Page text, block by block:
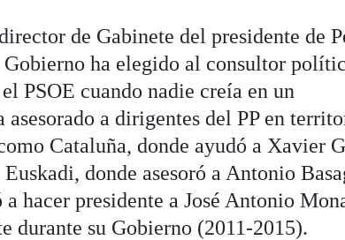
de Gabinete del presidente de
ha elegido al consultor
PSOE cuando nadie creía en un
a dirigentes del PP en
Cataluña, donde ayudó a Xavier
donde asesoró a Antonio
hacer presidente a José Antonio
durante su Gobierno (2011-2015).